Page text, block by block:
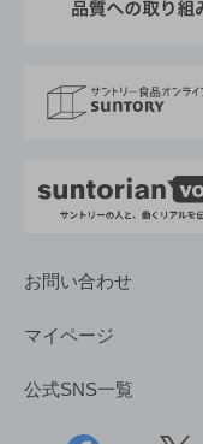
採用情報
お問い合わせ
マイページ
公式SNS一覧